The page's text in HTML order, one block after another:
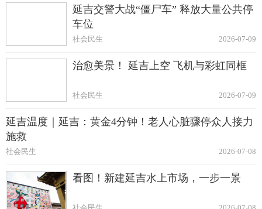
延吉交警大战“僵尸车” 释放大量公共停
车位
2026-07-09
社会民生
治愈美景！ 延吉上空 飞机与彩虹同框
2026-07-09
社会民生
延吉温度｜延吉：黄金4分钟！老人心脏骤停众人接力
施救
2026-07-08
社会民生
看图！新建延吉水上市场，一步一景